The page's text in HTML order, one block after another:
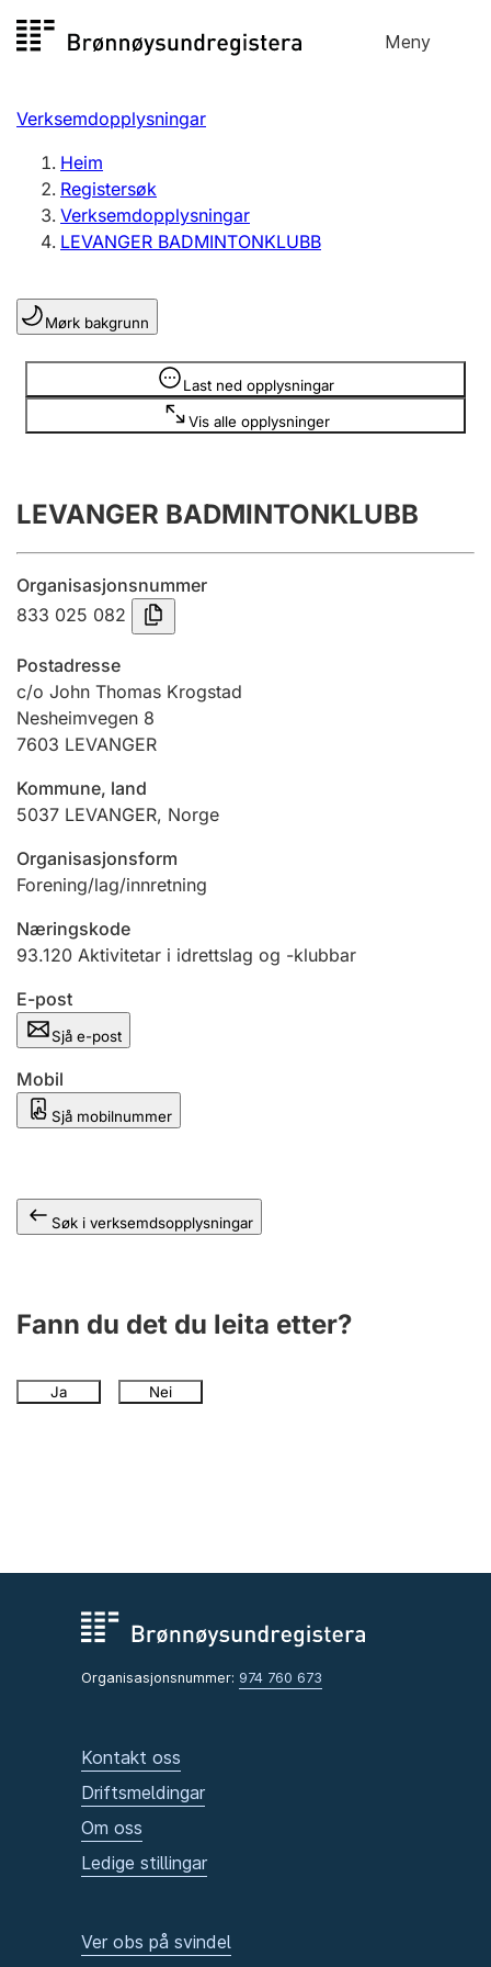
til
Meny
Registersøk
Aksjeselskap
Enkeltpersonføretak
Registrere, endre, slette
Lag og foreining
Registrere, endre, slette
Årsrekneskap
Innsending og forseinkingsgebyr
Jeger
Betaling og jegeravgiftskort
Ektepaktrettleiaren
Verksemdopplysningar
Heim
Registersøk
Verksemdopplysningar
LEVANGER BADMINTONKLUBB
Mørk bakgrunn
Last ned opplysningar
Vis alle opplysninger
Opplysninger er skjult
LEVANGER BADMINTONKLUBB
Organisasjonsnummer
833 025 082
Postadresse
c/o John Thomas Krogstad
Nesheimvegen 8
7603 LEVANGER
Kommune, land
5037 LEVANGER, Norge
Organisasjonsform
Forening/lag/innretning
Næringskode
93.120 Aktivitetar i idrettslag og -klubbar
E-post
Sjå e-post
Mobil
Sjå mobilnummer
Søk i verksemdsopplysningar
Fann du det du leita etter?
Ja Nei
Organisasjonsnummer: 974 760 673
Kontakt oss
Driftsmeldingar
Om oss
Ledige stillingar
Ver obs på svindel